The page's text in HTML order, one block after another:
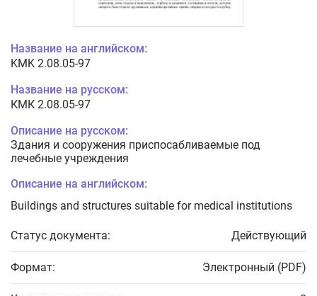
Название на английском:
KMK 2.08.05-97
Название на русском:
КМК 2.08.05-97
Описание на русском:
Здания и сооружения приспосабливаемые под
лечебные учреждения
Описание на английском:
Buildings and structures suitable for medical institutions
Статус документа: Действующий
Формат: Электронный (PDF)